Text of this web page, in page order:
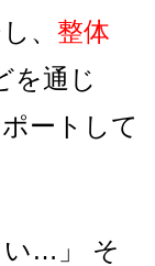
、 整体
を通じ
ートして
い…」 そ